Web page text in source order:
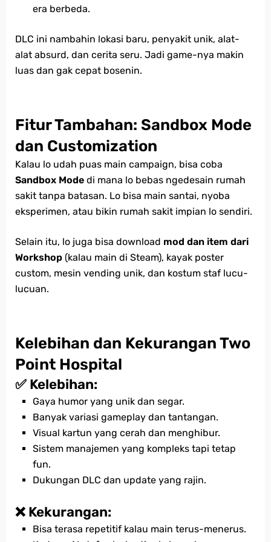
era berbeda.
DLC ini nambahin lokasi baru, penyakit unik, alat-
alat absurd, dan cerita seru. Jadi game-nya makin
luas dan gak cepat bosenin.
Fitur Tambahan: Sandbox Mode
dan Customization
Kalau lo udah puas main campaign, bisa coba
Sandbox Mode di mana lo bebas ngedesain rumah
sakit tanpa batasan. Lo bisa main santai, nyoba
eksperimen, atau bikin rumah sakit impian lo sendiri.
Selain itu, lo juga bisa download mod dan item dari
Workshop (kalau main di Steam), kayak poster
custom, mesin vending unik, dan kostum staf lucu-
lucuan.
Kelebihan dan Kekurangan Two
Point Hospital
✅ Kelebihan:
Gaya humor yang unik dan segar.
Banyak variasi gameplay dan tantangan.
Visual kartun yang cerah dan menghibur.
Sistem manajemen yang kompleks tapi tetap
fun.
Dukungan DLC dan update yang rajin.
❌ Kekurangan:
Bisa terasa repetitif kalau main terus-menerus.